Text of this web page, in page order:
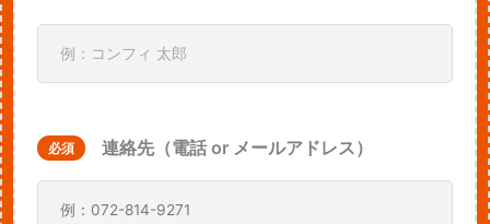
必須 連絡先（電話 or メールアドレス）